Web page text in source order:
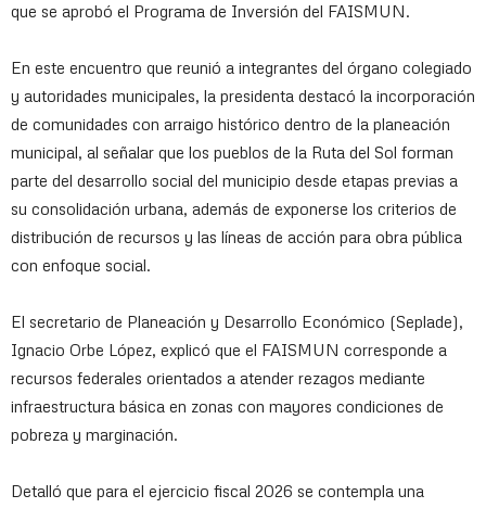
que se aprobó el Programa de Inversión del FAISMUN.
En este encuentro que reunió a integrantes del órgano colegiado
y autoridades municipales, la presidenta destacó la incorporación
de comunidades con arraigo histórico dentro de la planeación
municipal, al señalar que los pueblos de la Ruta del Sol forman
parte del desarrollo social del municipio desde etapas previas a
su consolidación urbana, además de exponerse los criterios de
distribución de recursos y las líneas de acción para obra pública
con enfoque social.
El secretario de Planeación y Desarrollo Económico (Seplade),
Ignacio Orbe López, explicó que el FAISMUN corresponde a
recursos federales orientados a atender rezagos mediante
infraestructura básica en zonas con mayores condiciones de
pobreza y marginación.
Detalló que para el ejercicio fiscal 2026 se contempla una